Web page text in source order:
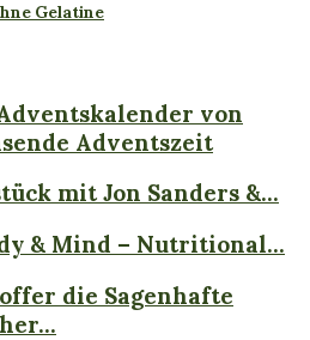
Gelatine
von
Adventszeit
mit Jon Sanders &...
& Mind – Nutritional...
die Sagenhafte